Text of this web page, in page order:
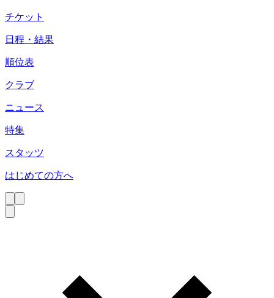
チケット
日程・結果
順位表
クラブ
ニュース
特集
スタッツ
はじめての方へ